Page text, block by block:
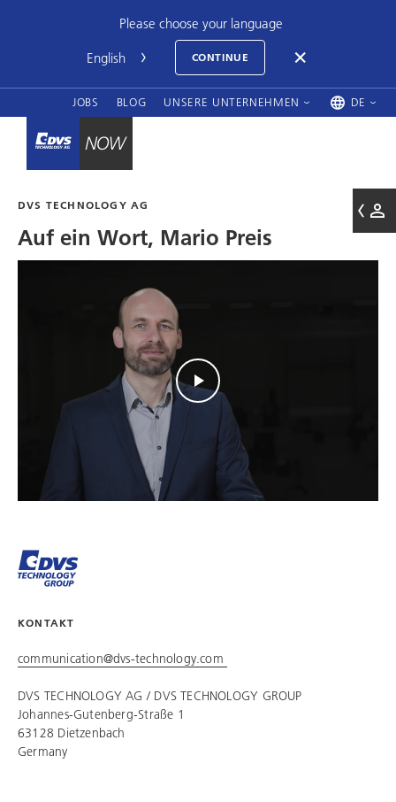
Please choose your language
CONTINUE
JOBS BLOG UNSERE UNTERNEHMEN DE
DVS TECHNOLOGY AG
Auf ein Wort, Mario Preis
KONTAKT
communication@dvs-technology.com
DVS TECHNOLOGY AG / DVS TECHNOLOGY GROUP
Johannes-Gutenberg-Straße 1
63128 Dietzenbach
Germany